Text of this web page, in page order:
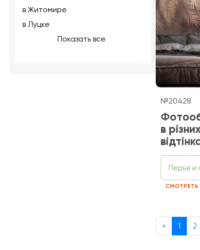
в Житомире
в Луцке
Показать все
№20428
в
Перья и
СМОТРЕТЬ
« Previous
1 2